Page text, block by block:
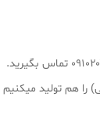
را هم تولید